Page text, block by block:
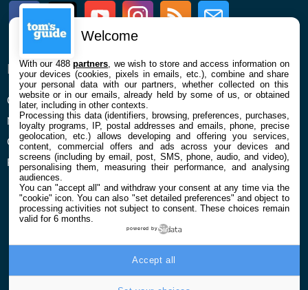
FacebookTwitter Youtube InstagramRSS Newsletter
ENTREPRISE
Qui sommes nous
Mentions légales et CGU
Confidentialité et Cookies
Préférences cookies
À PROPOS
La rédaction
Contact
Welcome
With our 488partners , we wish to store and access information on
your devices (cookies, pixels in emails, etc.), combine and share
your personal data with our partners, whether collected on this
website or in our emails, already held by some of us, or obtained
later, including in other contexts.
Processing this data (identifiers, browsing, preferences, purchases,
loyalty programs, IP, postal addresses and emails, phone, precise
geolocation, etc.) allows developing and offering you services,
content, commercial offers and ads across your devices and
screens (including by email, post, SMS, phone, audio, and video),
personalising them, measuring their performance, and analysing
audiences.
You can "accept all" and withdraw your consent at any time via the
"cookie" icon. You can also "set detailed preferences" and object to
processing activities not subject to consent. These choices remain
valid for 6 months.
powered by
Accept all